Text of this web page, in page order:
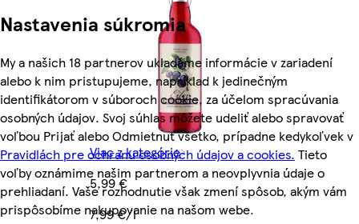
Nastavenia súkromia
My a našich 18 partnerov ukladáme informácie v zariadení
alebo k nim pristupujeme, napríklad k jedinečným
identifikátorom v súboroch cookie, za účelom spracúvania
osobných údajov. Svoj súhlas môžete udeliť alebo spravovať
voľbou Prijať alebo Odmietnuť všetko, prípadne kedykoľvek v
Pravidlách pre ochranu osobných údajov a cookies. Tieto
voľby oznámime našim partnerom a neovplyvnia údaje o
prehliadaní. Vaše rozhodnutie však zmení spôsob, akým vám
prispôsobíme nakupovanie na našom webe.
Viac z kategórie
5,99 €
7,99 €/l